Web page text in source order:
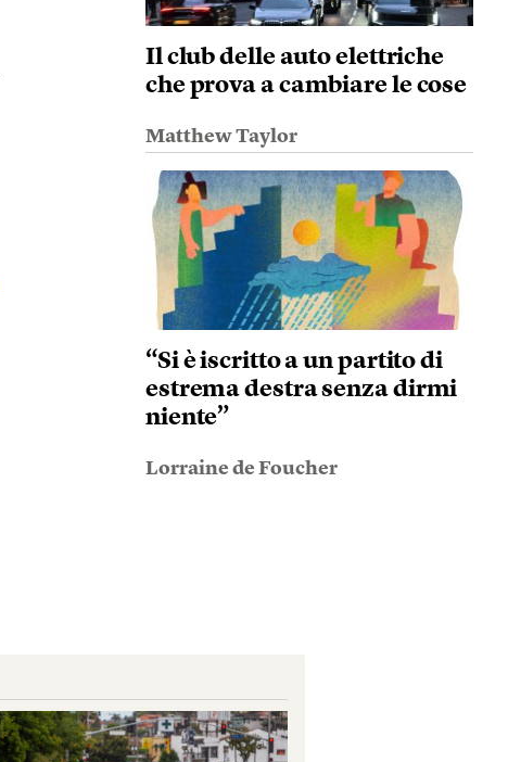
Il club delle auto elettriche
che prova a cambiare le cose
Matthew Taylor
“Si è iscritto a un partito di
estrema destra senza dirmi
niente”
Lorraine de Foucher